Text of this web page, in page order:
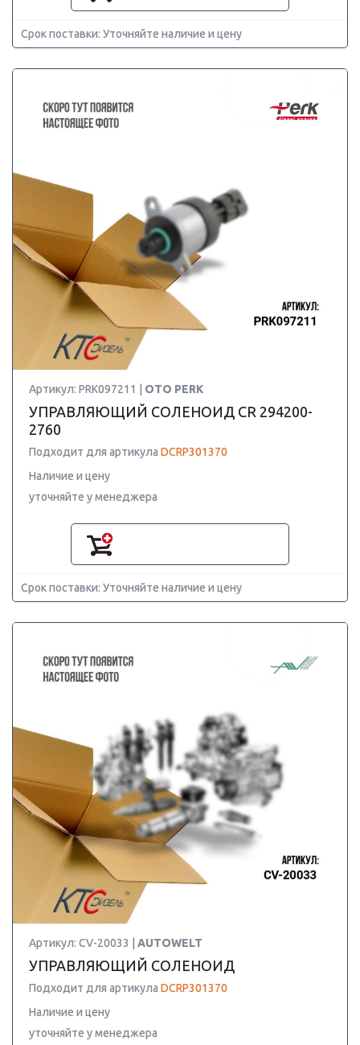
Срок поставки: Уточняйте наличие и цену
Артикул: PRK097211 | OTO PERK
УПРАВЛЯЮЩИЙ СОЛЕНОИД CR 294200-
2760
Подходит для артикула DCRP301370
Наличие и цену
уточняйте у менеджера
Срок поставки: Уточняйте наличие и цену
Артикул: CV-20033 | AUTOWELT
УПРАВЛЯЮЩИЙ СОЛЕНОИД
Подходит для артикула DCRP301370
Наличие и цену
уточняйте у менеджера